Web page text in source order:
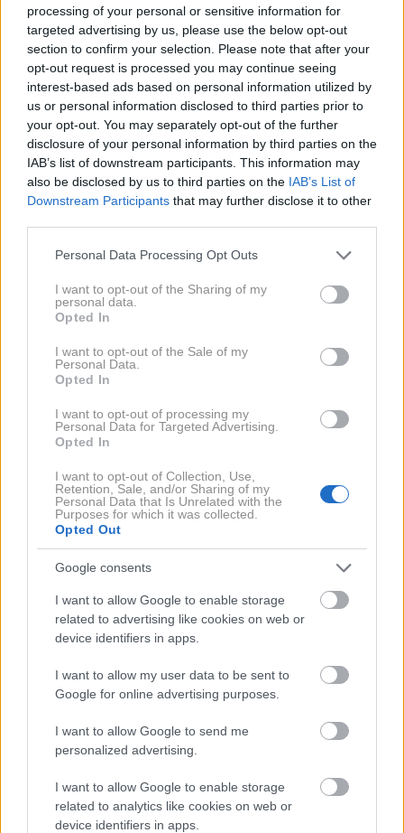
processing of your personal or sensitive information for
targeted advertising by us, please use the below opt-out
section to confirm your selection. Please note that after your
opt-out request is processed you may continue seeing
interest-based ads based on personal information utilized by
us or personal information disclosed to third parties prior to
your opt-out. You may separately opt-out of the further
disclosure of your personal information by third parties on the
IAB’s list of downstream participants. This information may
also be disclosed by us to third parties on the IAB’s List of
Downstream Participants that may further disclose it to other
Please note that this website/app uses one or more Google
not limited to your visit or usage behaviour. You may click to
grant or deny consent to Google and its third-party tags to
use your data for below specified purposes in below Google
consent section.
Personal Data Processing Opt Outs
I want to opt-out of the Sharing of my
personal data.
Opted In
I want to opt-out of the Sale of my
Personal Data.
Opted In
I want to opt-out of processing my
Personal Data for Targeted Advertising.
Opted In
I want to opt-out of Collection, Use,
Retention, Sale, and/or Sharing of my
Personal Data that Is Unrelated with the
Purposes for which it was collected.
Opted Out
Google consents
I want to allow Google to enable storage
related to advertising like cookies on web or
device identifiers in apps.
I want to allow my user data to be sent to
Google for online advertising purposes.
I want to allow Google to send me
personalized advertising.
I want to allow Google to enable storage
related to analytics like cookies on web or
device identifiers in apps.
3 / 12
nekoliko glasen, ampak je zvok še kar prijeten.
Menjalnik se lahko pri nižjih hitrostih odzove nerodno.
Pogon občasno že kar neugledno cukne ob izklopu
bencinskga motorja pri nižjih hitrostih. Med tekočo
posebej hitro (ročno lahko prestavljam le z ročico na
desni), pri čemer v prvi fazi pospeševanja in med
prestavljanjem električni pogon občutno pomaga še
precej daleč navzgor po kazalcu hitrosti. Do stotice
pospeši v 7,1 sekundah in pogon da pravzaprav kar
precej od sebe.
Blago hibridni del pogona je v vožnji namreč aktiven in
v tem smislu že precej bolj podoben klasičnemu
hibridu. Pri manjših obremenitvah lahko za kratek čas
vozi tudi na eletkriko in predvsem pogosto “jadra” z
izklopljenim motorjem, kar je mogoče skoraj do
hitrosti 100 kilometrov na uro. In rezultat? Preizkus
sem zaključil pri kombinirani porabi 5,6 litra na 100
uradnemu WLTP podatku. Ni slabo, kajne?